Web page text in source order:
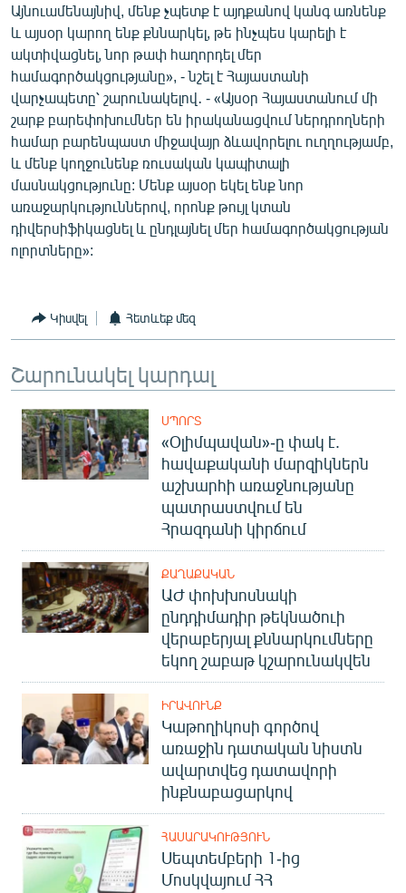
Այնուամենայնիվ, մենք չպետք է այդքանով կանգ առնենք
և այսօր կարող ենք քննարկել, թե ինչպես կարելի է
ակտիվացնել, նոր թափ հաղորդել մեր
համագործակցությանը», - նշել է Հայաստանի
վարչապետը՝ շարունակելով․ - «Այսօր Հայաստանում մի
շարք բարեփոխումներ են իրականացվում ներդրողների
համար բարենպաստ միջավայր ձևավորելու ուղղությամբ,
և մենք կողջունենք ռուսական կապիտալի
մասնակցությունը: Մենք այսօր եկել ենք նոր
առաջարկություններով, որոնք թույլ կտան
դիվերսիֆիկացնել և ընդլայնել մեր համագործակցության
ոլորտները»:
Կիսվել Հետևեք մեզ
Շարունակել կարդալ
ՍՊՈՐՏ
«Օլիմպավան»-ը փակ է.
հավաքականի մարզիկներն
աշխարհի առաջնությանը
պատրաստվում են
Հրազդանի կիրճում
ՔԱՂԱՔԱԿԱՆ
ԱԺ փոխխոսնակի
ընդդիմադիր թեկնածուի
վերաբերյալ քննարկումները
եկող շաբաթ կշարունակվեն
ԻՐԱՎՈՒՆՔ
Կաթողիկոսի գործով
առաջին դատական նիստն
ավարտվեց դատավորի
ինքնաբացարկով
ՀԱՍԱՐԱԿՈՒԹՅՈՒՆ
Սեպտեմբերի 1-ից
Մոսկվայում ՀՀ